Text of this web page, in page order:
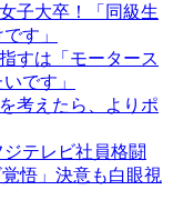
子大卒！「同級生
す」
すは「モータース
です」
考えたら、よりポ
テレビ社員格闘
悟」決意も白眼視